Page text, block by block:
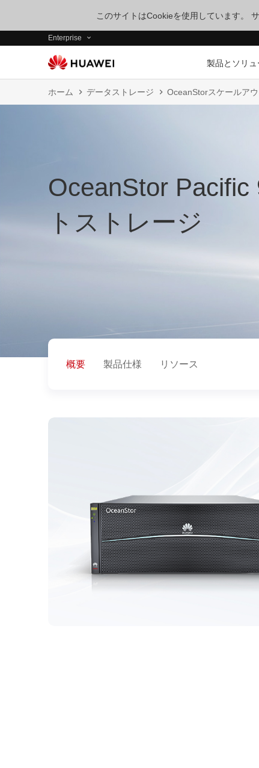
このサイトはCookieを使用しています。
Enterprise
製品とソリュ
ホーム データストレージ OceanStorスケールア
OceanStor
トストレージ
概要 製品仕様 リソース